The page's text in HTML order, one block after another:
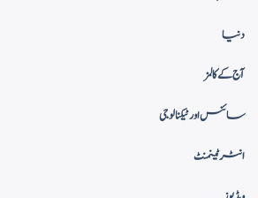
دنیا
آج کے کالمز
سائنس اور ٹیکنالوجی
انٹرٹینمنٹ